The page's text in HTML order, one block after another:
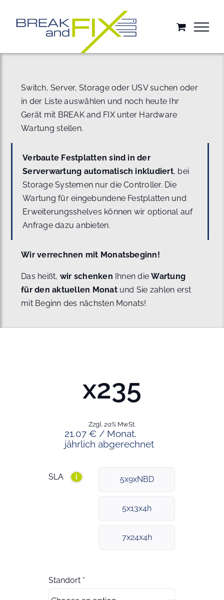
springen
Switch, Server, Storage oder USV suchen oder
in der Liste auswählen und noch heute Ihr
Gerät mit BREAK and FIX unter Hardware
Wartung stellen.
Verbaute Festplatten sind in der
Serverwartung automatisch inkludiert, bei
Storage Systemen nur die Controller. Die
Wartung für eingebundene Festplatten und
Erweiterungsshelves können wir optional auf
Anfrage dazu anbieten.
Wir verrechnen mit Monatsbeginn!
Das heißt, wir schenken Ihnen dieWartung
für den aktuellen Monat und Sie zahlen erst
mit Beginn des nächsten Monats!
x235
21.07 € / Monat,
jährlich abgerechnet
Zzgl. 20% MwSt.
SLA i 5x9xNBD
5x13x4h
7x24x4h
Standort *